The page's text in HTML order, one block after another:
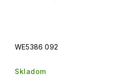
WE5386 092
Skladom